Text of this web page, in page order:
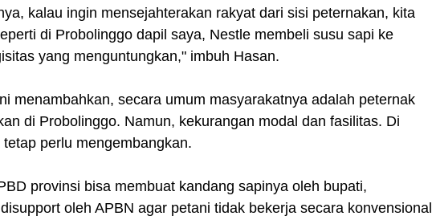
kalau ingin mensejahterakan rakyat dari sisi peternakan, kita
di Probolinggo dapil saya, Nestle membeli susu sapi ke
yang menguntungkan," imbuh Hasan.
menambahkan, secara umum masyarakatnya adalah peternak
di Probolinggo. Namun, kekurangan modal dan fasilitas. Di
perlu mengembangkan.
provinsi bisa membuat kandang sapinya oleh bupati,
oleh APBN agar petani tidak bekerja secara konvensional